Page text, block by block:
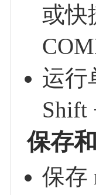
或快
运行
Shift
保存
保存